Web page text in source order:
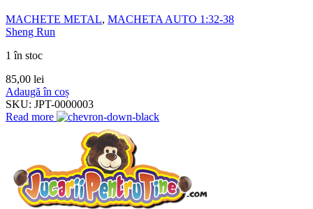
MACHETE METAL, MACHETA AUTO 1:32-38
Sheng Run
1 în stoc
85,00 lei
Adaugă în coș
SKU: JPT-0000003
Read more